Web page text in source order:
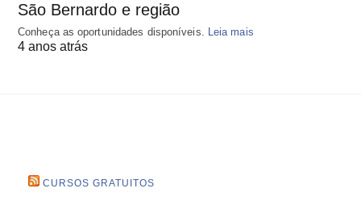
São Bernardo e região
Conheça as oportunidades disponíveis. Leia mais
4 anos atrás
CURSOS GRATUITOS